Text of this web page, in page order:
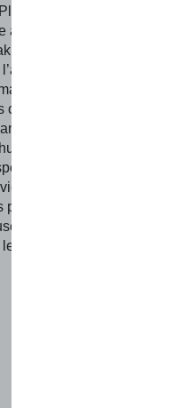
Blanche.
à de nouvelles
dance, le hip-hop, les
à repenser
artistique. Le
avec une
avant
conforte
de développer une
élargissant la
à d’autres
classique.